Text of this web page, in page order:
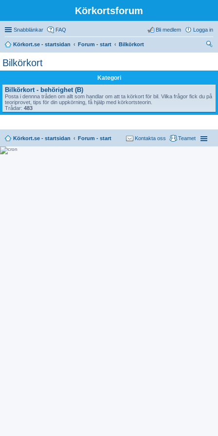
Körkortsforum
Snabblänkar FAQ Logga in
Bli medlem
Körkort.se - startsidan Forum - start
Bilkörkort
Bilkörkort
Kategori
Bilkörkort - behörighet (B)
Posta i dennna tråden om allt som handlar om att ta körkort för bil. Vilka frågor fick du på
teoriprovet, tips för din uppkörning, få hjälp med körkortsteorin.
Trådar: 483
Körkort.se - startsidan Forum - start Teamet
Kontakta oss